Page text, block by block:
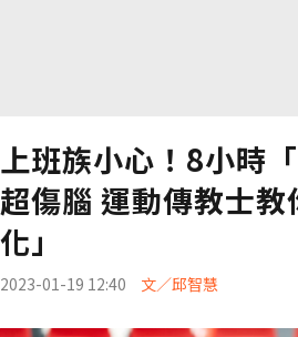
上班族小心！8小時「
超傷腦 運動傳教士
化」
2023-01-19 12:40 文／邱智慧